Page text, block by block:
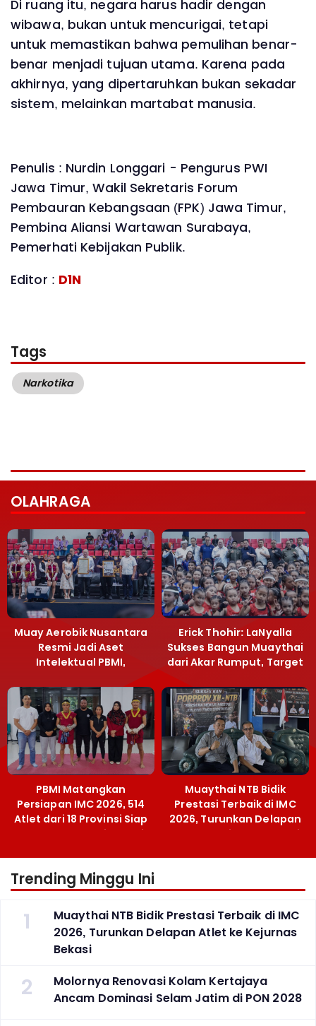
Di ruang itu, negara harus hadir dengan
wibawa, bukan untuk mencurigai, tetapi
untuk memastikan bahwa pemulihan benar-
benar menjadi tujuan utama. Karena pada
akhirnya, yang dipertaruhkan bukan sekadar
sistem, melainkan martabat manusia.
Penulis : Nurdin Longgari - Pengurus PWI
Jawa Timur, Wakil Sekretaris Forum
Pembauran Kebangsaan (FPK) Jawa Timur,
Pembina Aliansi Wartawan Surabaya,
Pemerhati Kebijakan Publik.
Editor : D1N
Tags
Narkotika
OLAHRAGA
Muay Aerobik Nusantara
Resmi Jadi Aset
Intelektual PBMI,
Terobosan Bangun
Grassroots
Erick Thohir: LaNyalla
Sukses Bangun Muaythai
dari Akar Rumput, Target
PBMI Matangkan
Persiapan IMC 2026, 514
Atlet dari 18 Provinsi Siap
Berlaga Besok di Bekasi
Muaythai NTB Bidik
Prestasi Terbaik di IMC
2026, Turunkan Delapan
Atlet ke Kejurnas Bekasi
Trending Minggu Ini
1
Muaythai NTB Bidik Prestasi Terbaik di IMC
2026, Turunkan Delapan Atlet ke Kejurnas
Bekasi
2
Molornya Renovasi Kolam Kertajaya
Ancam Dominasi Selam Jatim di PON 2028